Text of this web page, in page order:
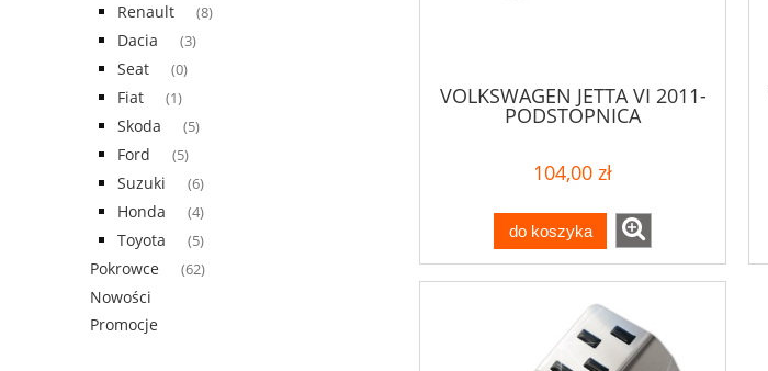
Renault (8)
Dacia (3)
Seat (0)
Fiat (1)
Skoda (5)
Ford (5)
Suzuki (6)
Honda (4)
Toyota (5)
Pokrowce (62)
Nowości
Promocje
VOLKSWAGEN JETTA VI 2011-
PODSTOPNICA
104,00 zł
do koszyka